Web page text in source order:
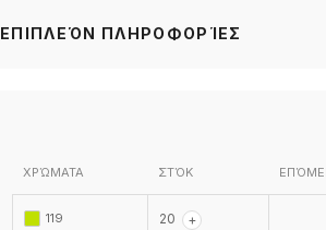
ΕΠΙΠΛΕΌΝ ΠΛΗΡΟΦΟΡΊΕΣ
ΧΡΏΜΑΤΑ ΣΤΌΚ
119 20 +